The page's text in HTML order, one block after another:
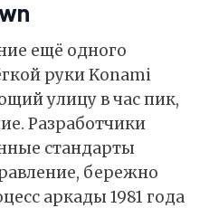
ещё одного
руки Konami
улицу в час пик,
Разработчики
стандарты
бережно
аркады 1981 года